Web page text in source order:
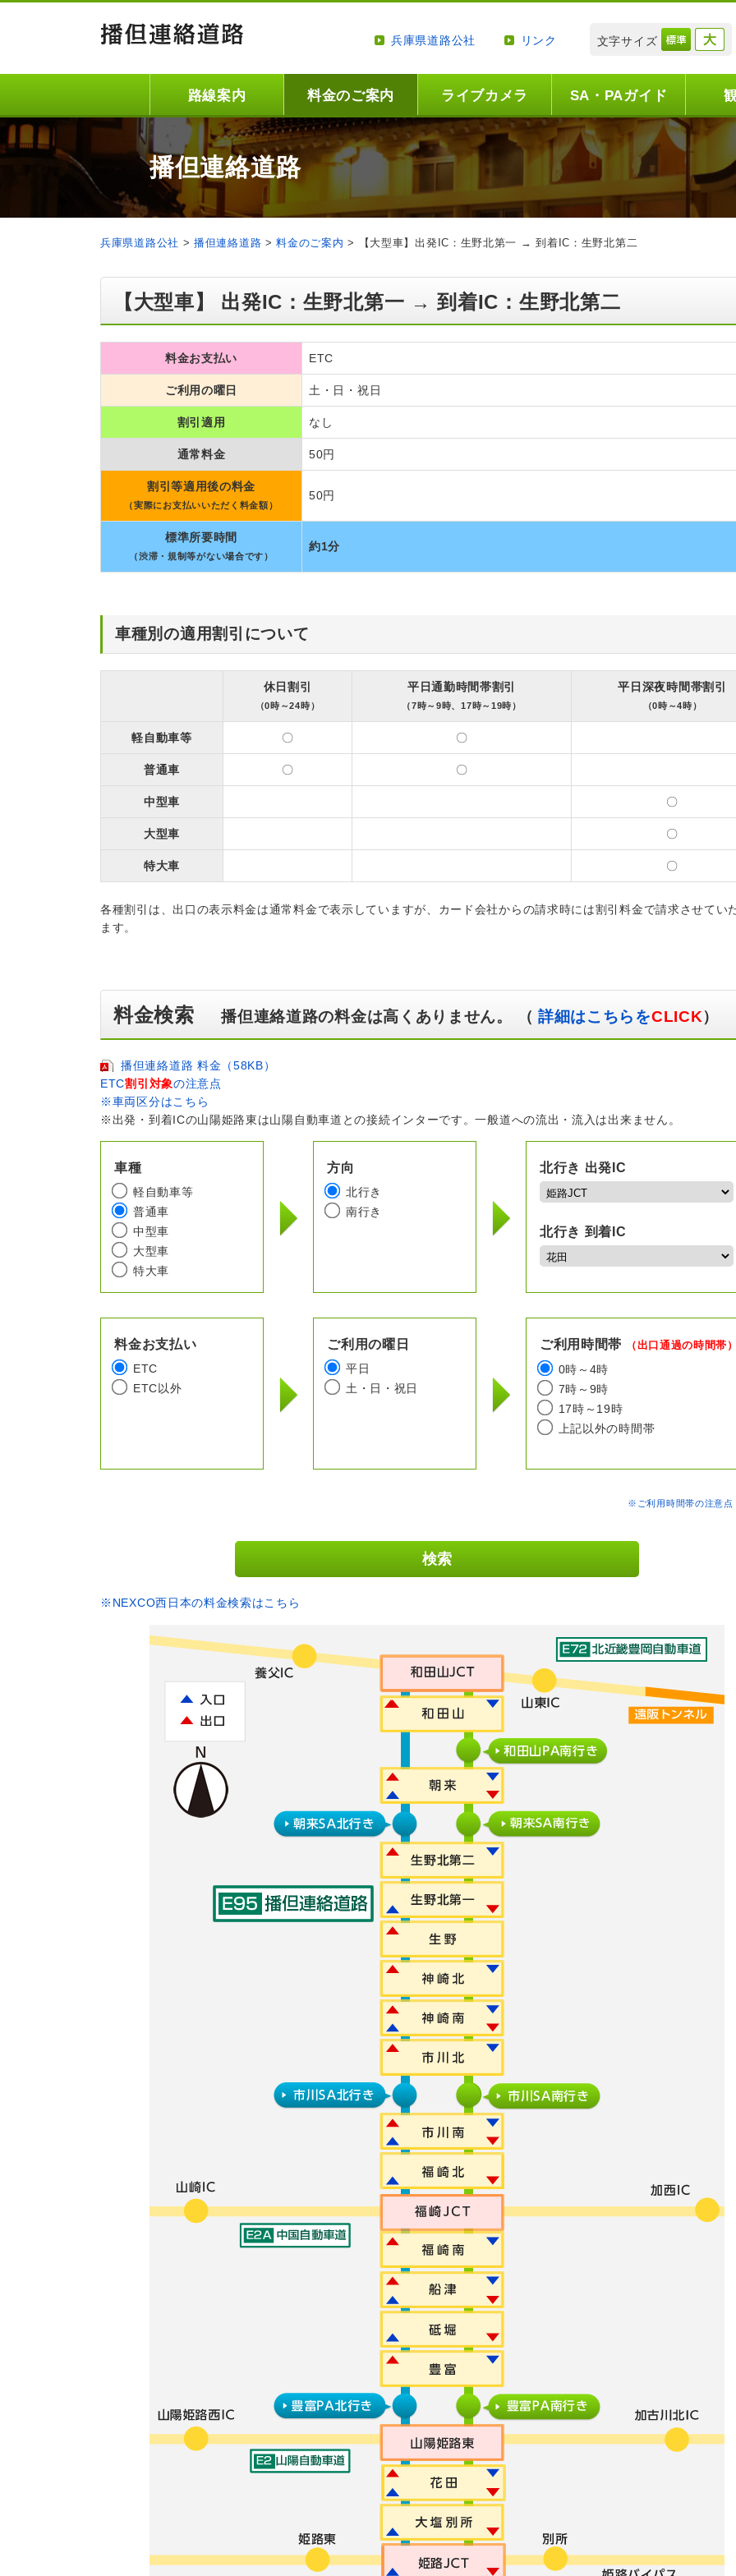
兵庫県道路公社 リンク 文字サイズ
路線案内 料金のご案内 ライブカメラ SA・PAガイド
播但連絡道路
兵庫県道路公社 >播但連絡道路 >料金のご案内 > 【大型車】出発IC：生野北第一 → 到着IC：生野北第二
【大型車】 出発IC：生野北第一 → 到着IC：生野北第二
料金お支払い ETC
ご利用の曜日 土・日・祝日
割引適用 なし
通常料金 50円
割引等適用後の料金
（実際にお支払いいただく料金額）
50円
標準所要時間
（渋滞・規制等がない場合です）
約1分
車種別の適用割引について
休日割引
（0時～24時）
平日通勤時間帯割引
（7時～9時、17時～19時）
平日深夜時間帯割引
（0時～4時）
軽自動車等 〇 〇
普通車 〇 〇
中型車 〇
大型車 〇
特大車 〇
各種割引は、出口の表示料金は通常料金で表示していますが、カード会社からの請求時には割引料金で請求させてい
ます。
料金検索播但連絡道路の料金は高くありません。 （ 詳細はこちらをCLICK）
播但連絡道路 料金（58KB）
ETC割引対象の注意点
※車両区分はこちら
※出発・到着ICの山陽姫路東は山陽自動車道との接続インターです。一般道への流出・流入は出来ません。
車種
軽自動車等
普通車
中型車
大型車
特大車
方向
北行き
南行き
北行き 出発IC
北行き 到着IC
料金お支払い
ETC
ETC以外
ご利用の曜日
平日
土・日・祝日
ご利用時間帯 （出口通過の時間帯
0時～4時
7時～9時
17時～19時
上記以外の時間帯
※ご利用時間帯の注意
※NEXCO西日本の料金検索はこちら